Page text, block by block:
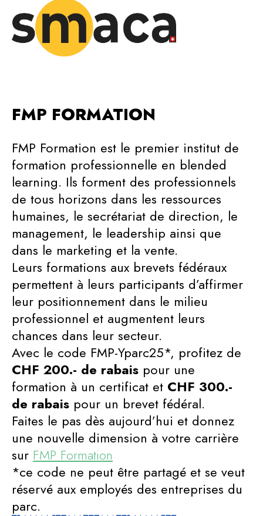
FMP FORMATION
FMP Formation est le premier institut de
formation professionnelle en blended
learning. Ils forment des professionnels
de tous horizons dans les ressources
humaines, le secrétariat de direction, le
management, le leadership ainsi que
dans le marketing et la vente.
Leurs formations aux brevets fédéraux
permettent à leurs participants d’affirmer
leur positionnement dans le milieu
professionnel et augmentent leurs
chances dans leur secteur.
Avec le code FMP-Yparc25*, profitez de
CHF 200.- de rabais pour une
formation à un certificat et CHF 300.-
de rabais pour un brevet fédéral.
Faites le pas dès aujourd’hui et donnez
une nouvelle dimension à votre carrière
sur FMP Formation
*ce code ne peut être partagé et se veut
réservé aux employés des entreprises du
parc.